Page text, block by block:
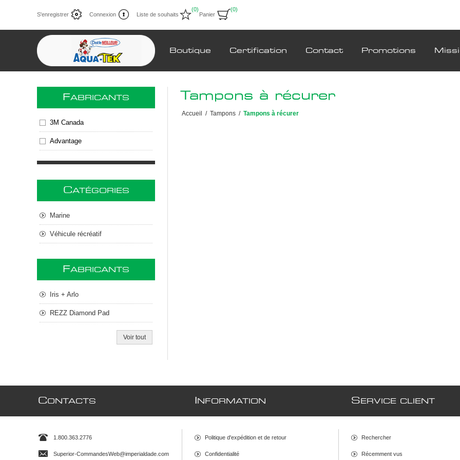
S'enregistrer Connexion Liste de souhaits
(0)
Panier
(0)
Boutique Certification Contact Promotions
Tampons à récurer
Accueil / Tampons / Tampons à récurer
FABRICANTS
3M Canada
Advantage
CATÉGORIES
Marine
Véhicule récréatif
FABRICANTS
Iris + Arlo
REZZ Diamond Pad
Voir tout
CONTACTS
1.800.363.2776
Superior-CommandesWeb@imperialdade.com
NFORMATION
Politique d'expédition et de retour
Confidentialité
S ERVICE CLIENT
Rechercher
Récemment vus